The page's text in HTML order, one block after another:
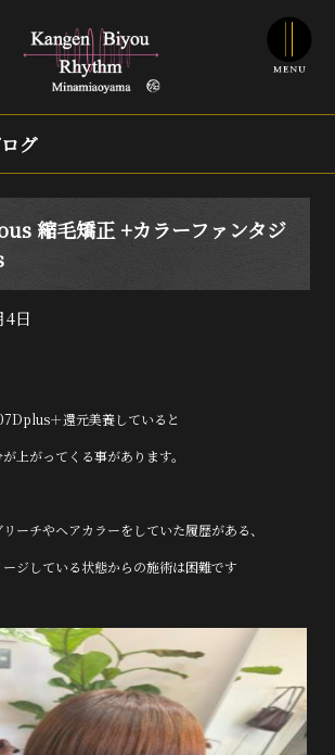
グ
縮毛矯正 +カラーファンタジ
4日
n
e
＋還元美養していると
上がってくる事があります。
ーチやヘアカラーをしていた履歴がある、
ジしている状態からの施術は困難です